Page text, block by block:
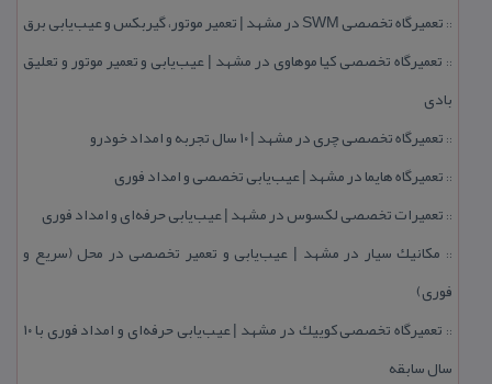
:: تعمیرگاه تخصصی SWM در مشهد | تعمیر موتور، گیربكس و عیب‌یابی برق
:: تعمیرگاه تخصصی كیا موهاوی در مشهد | عیب‌یابی و تعمیر موتور و تعلیق
بادی
:: تعمیرگاه تخصصی چری در مشهد | ۱۰ سال تجربه و امداد خودرو
:: تعمیرگاه هایما در مشهد | عیب‌یابی تخصصی و امداد فوری
:: تعمیرات تخصصی لكسوس در مشهد | عیب‌یابی حرفه‌ای و امداد فوری
:: مكانیك سیار در مشهد | عیب‌یابی و تعمیر تخصصی در محل (سریع و
فوری)
::
تعمیرگاه تخصصی كوییك در مشهد | عیب‌یابی حرفه‌ای و امداد فوری با ۱۰
سال سابقه